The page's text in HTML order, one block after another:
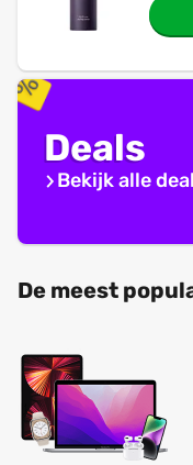
Deals
Bekijk alle
De meest